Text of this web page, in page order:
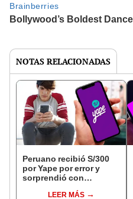
NOTAS RELACIONADAS
Peruano recibió S/300
por Yape por error y
sorprendió con
“Podría ser una estafa”
LEER MÁS